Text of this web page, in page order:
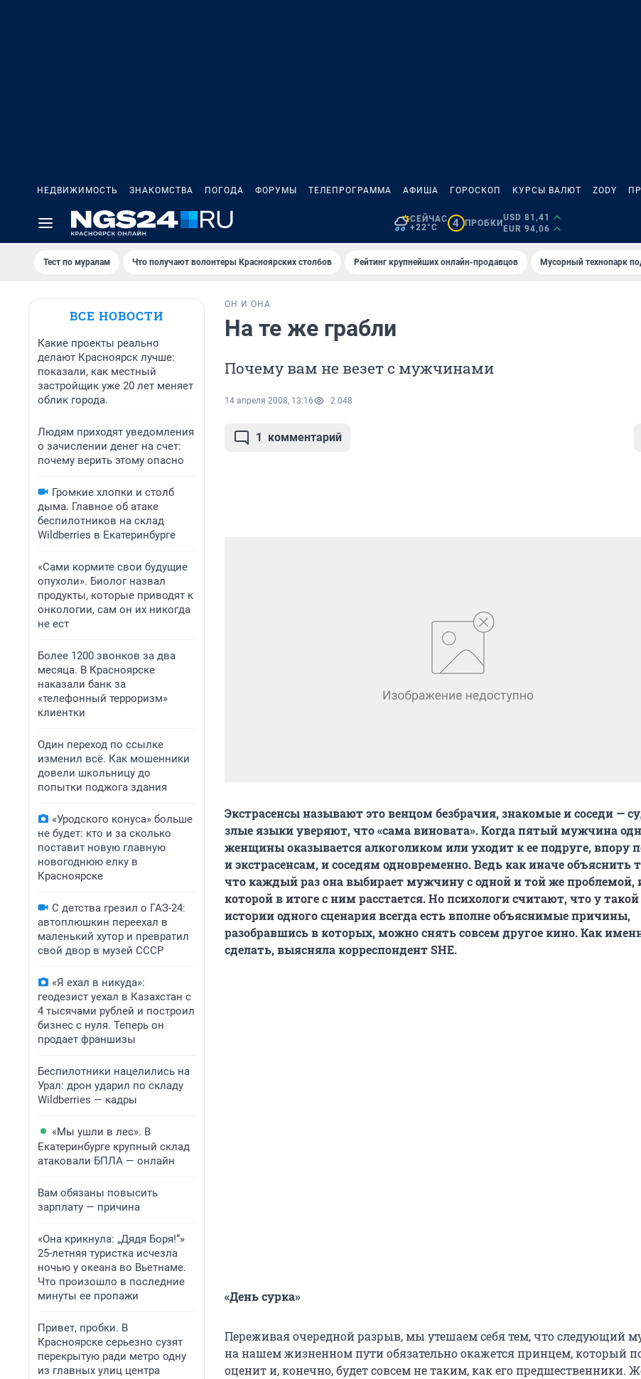
НЕДВИЖИМОСТЬ ЗНАКОМСТВА ПОГОДА ФОРУМЫ ТЕЛЕПРОГРАММА АФИША ГОРОСКОП КУРСЫ ВАЛЮТ ZODY
СЕЙЧАС
+22°C
4 ПРОБКИ
USD 81,41
EUR 94,06
Тест по мурaлaм Что получают волонтеры Красноярских столбов Рейтинг крупнейших онлайн-продавцов Мусорный технопарк
ВСЕ НОВОСТИ
Какие проекты реально
делают Красноярск лучше:
показали, как местный
застройщик уже 20 лет меняет
облик города.
Людям приходят уведомления
о зачислении денег на счет:
почему верить этому опасно
Громкие хлопки и столб
дыма. Главное об атаке
беспилотников на склад
Wildberries в Екатеринбурге
«Сами кормите свои будущие
опухоли». Биолог назвал
продукты, которые приводят к
онкологии, сам он их никогда
не ест
Более 1200 звонков за два
месяца. В Красноярске
наказали банк за
«телефонный терроризм»
клиентки
Один переход по ссылке
изменил всё. Как мошенники
довели школьницу до
попытки поджога здания
«Уродского конуса» больше
не будет: кто и за сколько
поставит новую главную
новогоднюю елку в
Красноярске
С детства грезил о ГАЗ-24:
автоплюшкин переехал в
маленький хутор и превратил
свой двор в музей СССР
«Я ехал в никуда»:
геодезист уехал в Казахстан с
4 тысячами рублей и построил
бизнес с нуля. Теперь он
продает франшизы
Беспилотники нацелились на
Урал: дрон ударил по складу
Wildberries — кадры
«Мы ушли в лес». В
Екатеринбурге крупный склад
атаковали БПЛА — онлайн
Вам обязаны повысить
зарплату — причина
«Она крикнула: „Дядя Боря!“»
25-летняя туристка исчезла
ночью у океана во Вьетнаме.
Что произошло в последние
минуты ее пропажи
Привет, пробки. В
Красноярске серьезно сузят
перекрытую ради метро одну
из главных улиц центра
ОН И ОНА
На те же грабли
Почему вам не везет с мужчинами
14 апреля 2008, 13:16 2 048
1 комментарий
Экстрасенсы называют это венцом безбрачия, знакомые и соседи —
злые языки уверяют, что «сама виновата». Когда пятый мужчина
женщины оказывается алкоголиком или уходит к ее подруге, впору
и экстрасенсам, и соседям одновременно. Ведь как иначе объяснить
что каждый раз она выбирает мужчину с одной и той же проблемой,
которой в итоге с ним расстается. Но психологи считают, что у такой
истории одного сценария всегда есть вполне объяснимые причины,
разобравшись в которых, можно снять совсем другое кино. Как
сделать, выясняла корреспондент SHE.
«День сурка»
Переживая очередной разрыв, мы утешаем себя тем, что следующий
на нашем жизненном пути обязательно окажется принцем, который
оценит и, конечно, будет совсем не таким, как его предшественники.